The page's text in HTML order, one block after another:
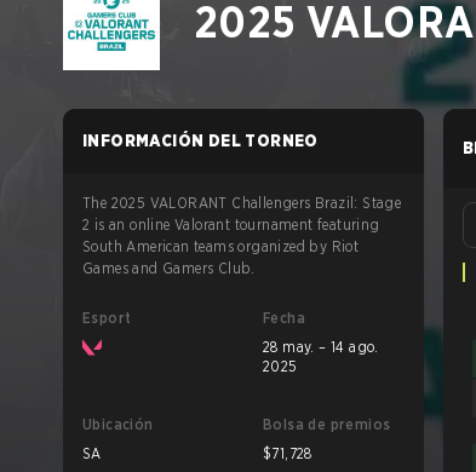
2025
INFORMACIÓN DEL TORNEO
The 2025 VALORANT Challengers Brazil: Stage
2 is an online Valorant tournament featuring
South American teams organized by Riot
Games and Gamers Club.
Esport
Fecha
28 may. – 14 ago.
2025
Ubicación
SA
Bolsa de premios
$71,728